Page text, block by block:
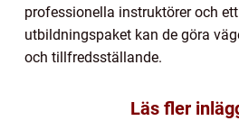
professionella instruktörer och
utbildningspaket kan de göra
och tillfredsställande.
Läs fler